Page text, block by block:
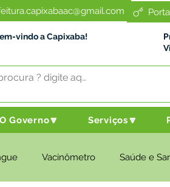
vindo a Capixaba!
O Governo🔽 Serviços🔽
Vacinômetro Saúde e